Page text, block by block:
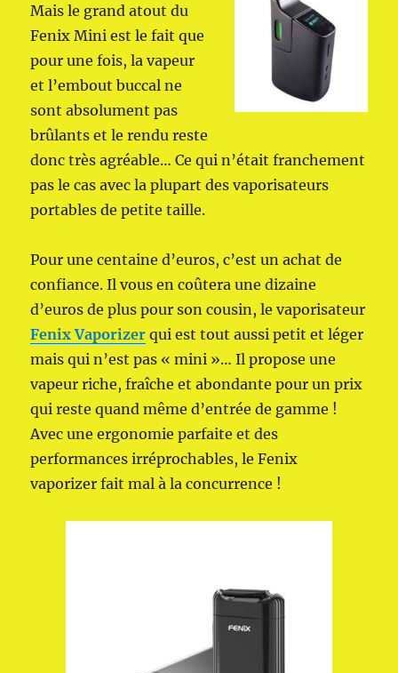
Mais le grand atout du
Fenix Mini est le fait que
pour une fois, la vapeur
et l’embout buccal ne
sont absolument pas
brûlants et le rendu reste
donc très agréable… Ce qui n’était franchement
pas le cas avec la plupart des vaporisateurs
portables de petite taille.
Pour une centaine d’euros, c’est un achat de
confiance. Il vous en coûtera une dizaine
d’euros de plus pour son cousin, le vaporisateur
Fenix Vaporizer qui est tout aussi petit et léger
mais qui n’est pas « mini »… Il propose une
vapeur riche, fraîche et abondante pour un prix
qui reste quand même d’entrée de gamme !
Avec une ergonomie parfaite et des
performances irréprochables, le Fenix
vaporizer fait mal à la concurrence !